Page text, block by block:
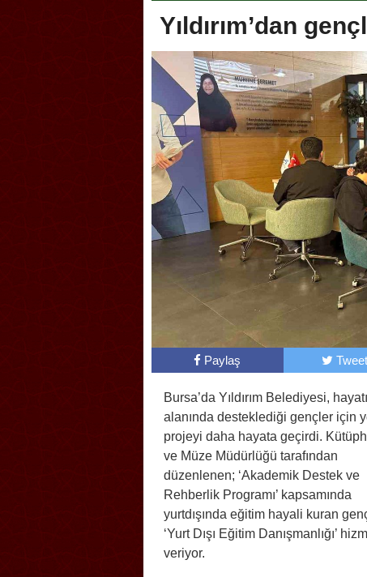
Yıldırım’dan
Paylaş
Bursa’da Yıldırım Belediyesi,
alanında desteklediği gençler için
projeyi daha hayata geçirdi.
ve Müze Müdürlüğü tarafından
düzenlenen; ‘Akademik Destek ve
Rehberlik Programı’ kapsamında
yurtdışında eğitim hayali kuran
‘Yurt Dışı Eğitim Danışmanlığı’
veriyor.
Geleneksel Türk Okçuluğu
ev sahipliği yapıyor
Askerlik şakası Dünya
karıştırdı! Güney